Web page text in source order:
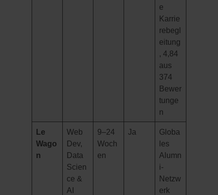
e
Karrie
rebegl
eitung
, 4,84
aus
374
Bewer
tunge
n
Le
Wago
n
Web
Dev,
Data
Scien
ce &
AI
9–24
Woch
en
Ja
Globa
les
Alumn
i-
Netzw
erk